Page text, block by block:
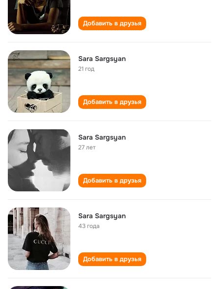
Добавить в друзья
Sara Sargsyan
21 год
Добавить в друзья
Sara Sargsyan
27 лет
Добавить в друзья
Sara Sargsyan
43 года
Добавить в друзья